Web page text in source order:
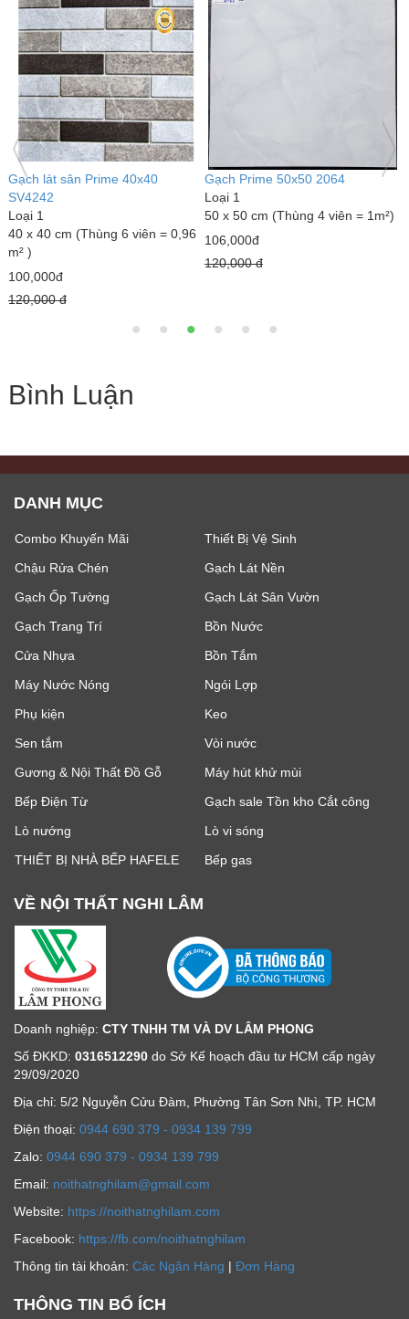
Gạch lát sân Prime 40x40
SV4242
Loại 1
40 x 40 cm (Thùng 6 viên = 0,96
m² )
100,000đ
120,000 đ
Gạch Prime 50x50 2064
Loại 1
50 x 50 cm (Thùng 4 viên = 1m²)
106,000đ
120,000 đ
Bình Luận
DANH MỤC
Combo Khuyến Mãi
Thiết Bị Vệ Sinh
Chậu Rửa Chén
Gạch Lát Nền
Gạch Ốp Tường
Gạch Lát Sân Vườn
Gạch Trang Trí
Bồn Nước
Cửa Nhựa
Bồn Tắm
Máy Nước Nóng
Ngói Lợp
Phụ kiện
Keo
Sen tắm
Vòi nước
Gương & Nội Thất Đồ Gỗ
Máy hút khử mùi
Bếp Điện Từ
Gạch sale Tồn kho Cắt công
Lò nướng
Lò vi sóng
THIẾT BỊ NHÀ BẾP HAFELE
Bếp gas
VỀ NỘI THẤT NGHI LÂM
Doanh nghiệp: CTY TNHH TM VÀ DV LÂM PHONG
Số ĐKKD: 0316512290 do Sở Kế hoạch đầu tư HCM cấp ngày
29/09/2020
Địa chỉ: 5/2 Nguyễn Cửu Đàm, Phường Tân Sơn Nhì, TP. HCM
Ðiện thoại: 0944 690 379 - 0934 139 799
Zalo: 0944 690 379 - 0934 139 799
Email: noithatnghilam@gmail.com
Website: https://noithatnghilam.com
Facebook: https://fb.com/noithatnghilam
Thông tin tài khoản: Các Ngân Hàng | Đơn Hàng
THÔNG TIN BỔ ÍCH